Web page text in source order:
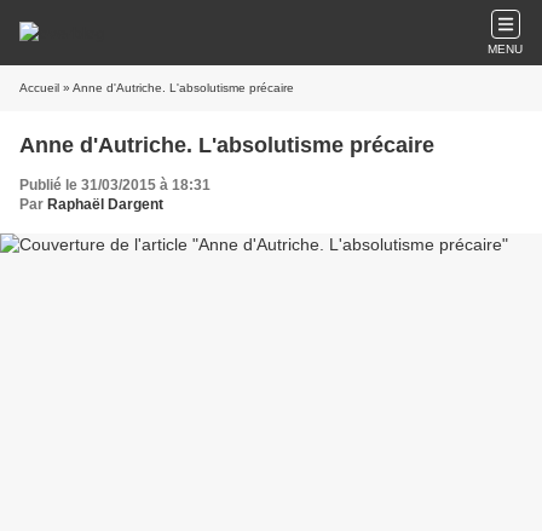
MENU
Accueil » Anne d'Autriche. L'absolutisme précaire
Anne d'Autriche. L'absolutisme précaire
Publié le 31/03/2015 à 18:31
Par Raphaël Dargent